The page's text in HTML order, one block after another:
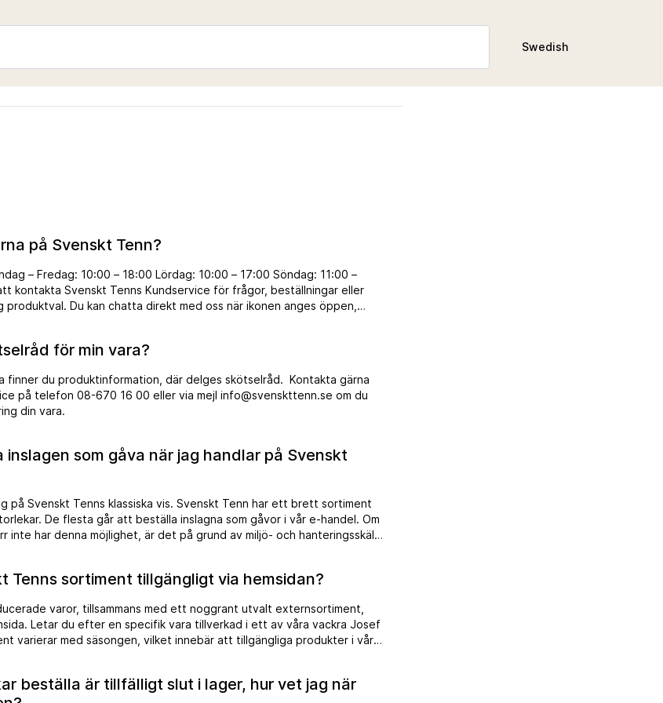
Swedish
på Svenskt Tenn?
– Fredag: 10:00 – 18:00 Lördag: 10:00 – 17:00 Söndag: 11:00 –
kontakta Svenskt Tenns Kundservice för frågor, beställningar eller
produktval. Du kan chatta direkt med oss när ikonen anges öppen,
Läs om övriga och avvikande öppettider här.
för min vara?
finner du produktinformation, där delges skötselråd. Kontakta gärna
på telefon 08-670 16 00 eller via mejl info@svenskttenn.se om du
din vara.
inslagen som gåva när jag handlar på Svenskt
på Svenskt Tenns klassiska vis. Svenskt Tenn har ett brett sortiment
De flesta går att beställa inslagna som gåvor i vår e-handel. Om
inte har denna möjlighet, är det på grund av miljö- och hanteringsskäl.
Tenns sortiment tillgängligt via hemsidan?
varor, tillsammans med ett noggrant utvalt externsortiment,
Letar du efter en specifik vara tillverkad i ett av våra vackra Josef
varierar med säsongen, vilket innebär att tillgängliga produkter i våra
beställa är tillfälligt slut i lager, hur vet jag när